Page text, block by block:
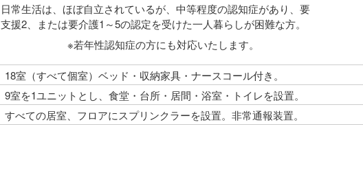
日常生活は、ほぼ自立されているが、中等程度の認知症があり、要
支援2、または要介護1～5の認定を受けた一人暮らしが困難な方。
※若年性認知症の方にも対応いたします。
18室（すべて個室）ベッド・収納家具・ナースコール付き。
9室を1ユニットとし、食堂・台所・居間・浴室・トイレを設置。
すべての居室、フロアにスプリンクラーを設置。非常通報装置。